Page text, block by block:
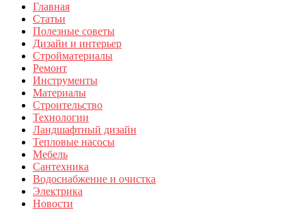
Главная
Статьи
Полезные советы
Дизайн и интерьер
Стройматериалы
Ремонт
Инструменты
Материалы
Строительство
Технологии
Ландшафтный дизайн
Тепловые насосы
Мебель
Сантехника
Водоснабжение и очистка
Электрика
Новости